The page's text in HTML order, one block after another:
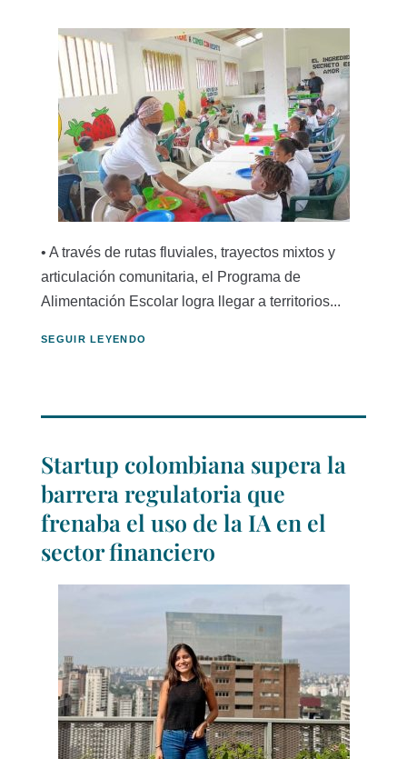
• A través de rutas fluviales, trayectos mixtos y
articulación comunitaria, el Programa de
Alimentación Escolar logra llegar a territorios...
SEGUIR LEYENDO
Startup colombiana supera la
barrera regulatoria que
frenaba el uso de la IA en el
sector financiero